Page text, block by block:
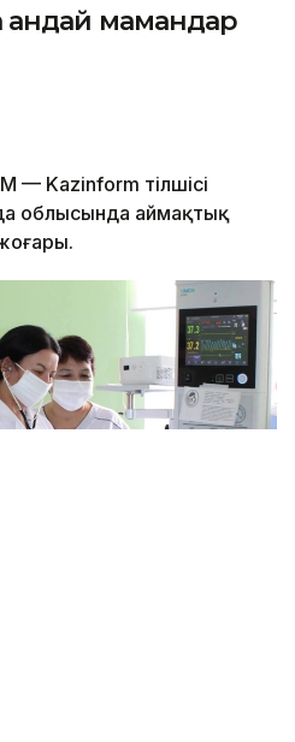
мамандар
— Kazinform тілшісі
облысында аймақтық